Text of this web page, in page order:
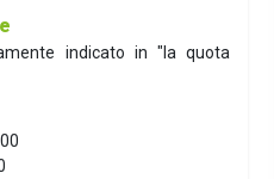
indicato in "la quota